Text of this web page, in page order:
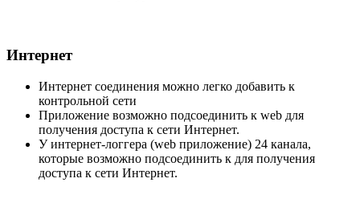
Интернет
Интернет соединения можно легко добавить к
контрольной сети
Приложение возможно подсоединить к web для
получения доступа к сети Интернет.
У интернет-логгера (web приложение) 24 канала,
которые возможно подсоединить к для получения
доступа к сети Интернет.